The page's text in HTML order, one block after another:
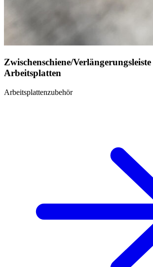
Zwischenschiene/
Arbeitsplatten
Arbeitsplattenzubehör